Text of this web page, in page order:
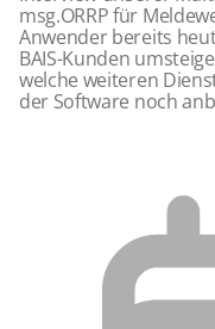
msg.ORRP für
Anwender bereits
BAIS-Kunden
welche weiteren
der Software noch